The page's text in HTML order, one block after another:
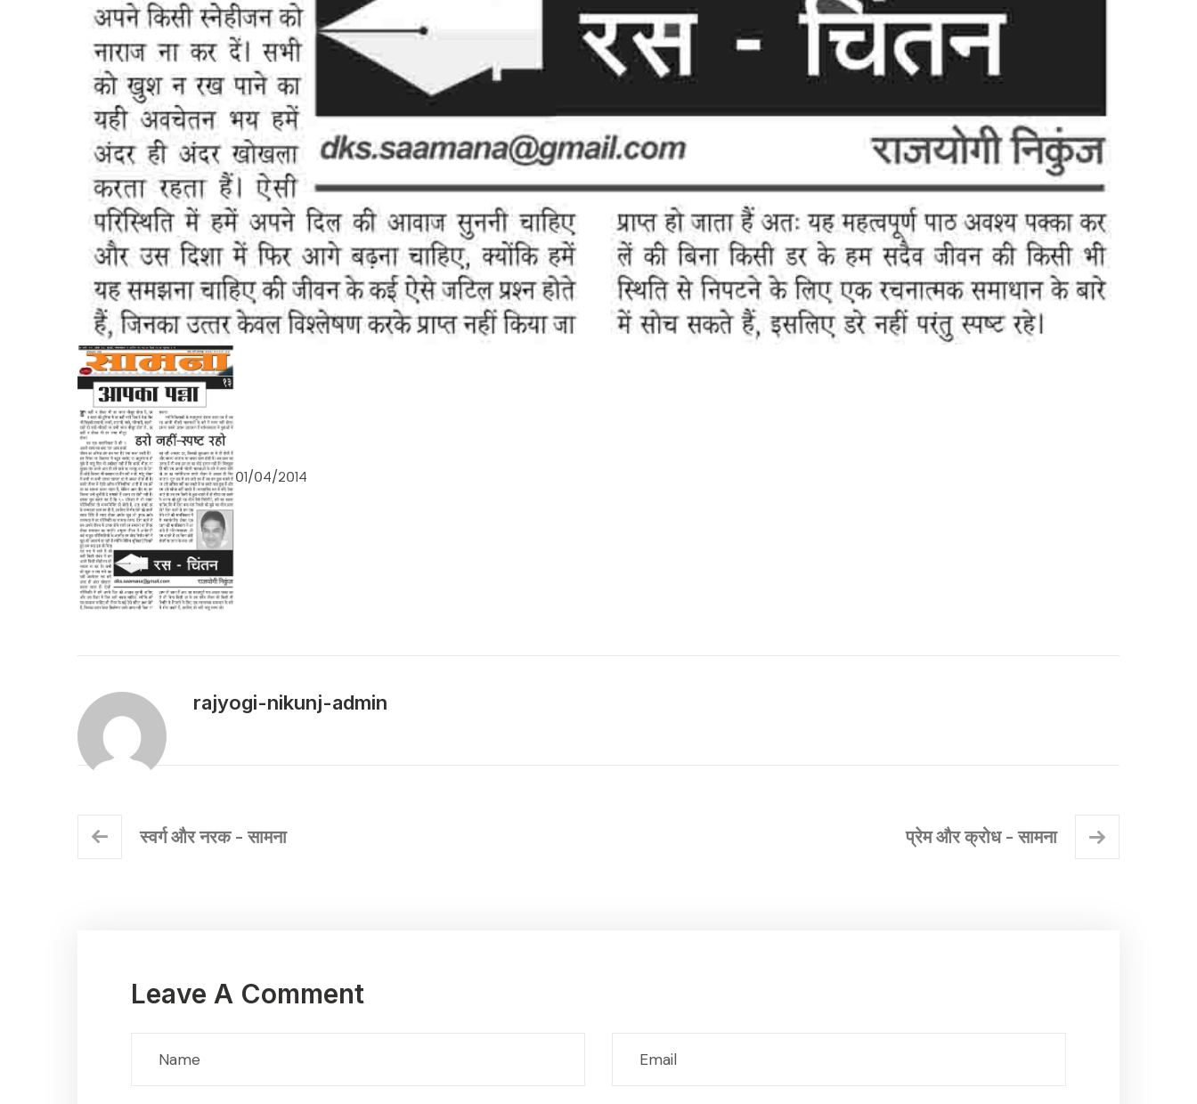
०१/०४/२०१४
rajyogi-nikunj-admin
स्वर्ग और नरक - सामना प्रेम और क्रोध - सामना
Leave A Comment